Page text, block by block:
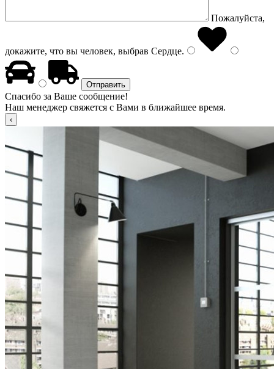
Пожалуйста,
докажите, что вы человек, выбрав Сердце.
Спасибо за Ваше сообщение!
Наш менеджер свяжется с Вами в ближайшее время.